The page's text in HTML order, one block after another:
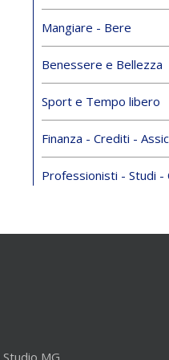
Mangiare - Bere
Benessere e Bellezza
Sport e Tempo libero
Finanza - Crediti -
Professionisti - Studi -